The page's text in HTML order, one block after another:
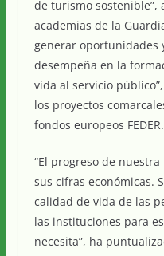
de turismo sostenible”,
academias de la
generar oportunidades
desempeña en la
vida al servicio
los proyectos
fondos europeos FEDER.
“El progreso de
sus cifras económicas.
calidad de vida de las
las instituciones para
necesita”, ha